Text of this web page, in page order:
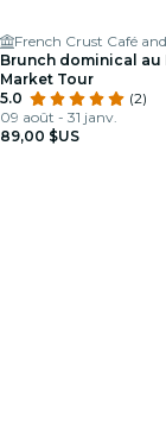
French Crust Café
Brunch dominical au
Market Tour
5.0
(2)
09 août - 31 janv.
89,00 $US